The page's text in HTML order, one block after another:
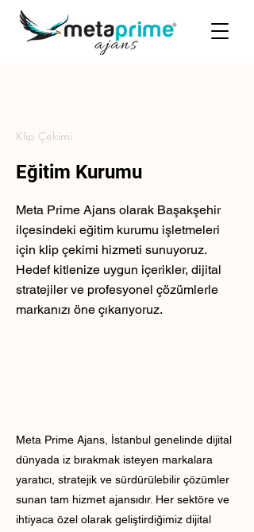
Klip Çekimi
Eğitim Kurumu
Meta Prime Ajans olarak Başakşehir
ilçesindeki eğitim kurumu işletmeleri
için klip çekimi hizmeti sunuyoruz.
Hedef kitlenize uygun içerikler, dijital
stratejiler ve profesyonel çözümlerle
markanızı öne çıkarıyoruz.
Meta Prime Ajans, İstanbul genelinde dijital
dünyada iz bırakmak isteyen markalara
yaratıcı, stratejik ve sürdürülebilir çözümler
sunan tam hizmet ajansıdır. Her sektöre ve
ihtiyaca özel olarak geliştirdiğimiz dijital